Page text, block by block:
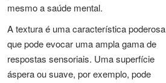
mesmo a saúde mental.
A textura é uma característica poderosa
que pode evocar uma ampla gama de
respostas sensoriais. Uma superfície
áspera ou suave, por exemplo, pode